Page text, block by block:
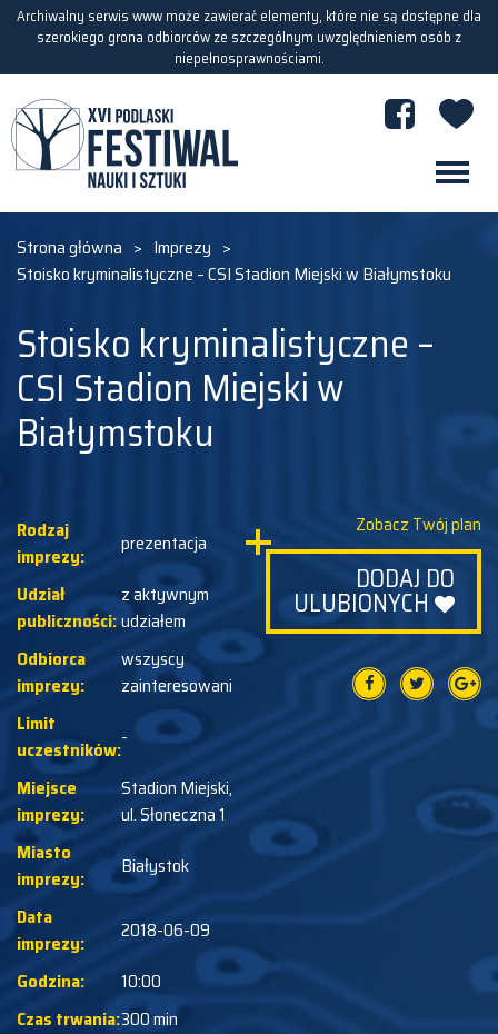
Archiwalny serwis www może zawierać elementy, które nie są dostępne dla
szerokiego grona odbiorców ze szczególnym uwzględnieniem osób z
niepełnosprawnościami.
Strona główna > Imprezy >
Stoisko kryminalistyczne – CSI Stadion Miejski w Białymstoku
Stoisko kryminalistyczne –
CSI Stadion Miejski w
Białymstoku
Rodzaj
imprezy:
prezentacja
Udział
publiczności:
z aktywnym
udziałem
Odbiorca
imprezy:
wszyscy
zainteresowani
Limit
uczestników:-
Miejsce
imprezy:
Stadion Miejski,
ul. Słoneczna 1
Miasto
imprezy:
Białystok
Data
imprezy:
2018-06-09
Godzina:
10:00
Czas trwania:300 min
Zobacz Twój plan
DODAJ DO
ULUBIONYCH